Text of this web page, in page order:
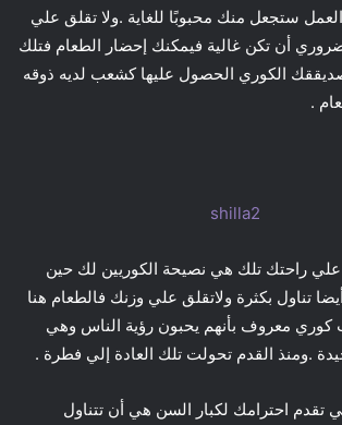
ستجعل منك محبوبًا للغاية .ولا تقلق علي
أن تكن غالية فيمكنك إحضار الطعام فتلك
الكوري الحصول عليها كشعب لديه ذوقه
.
راحتك تلك هي نصيحة الكوريين لك حين
تناول بكثرة ولاتقلق علي وزنك فالطعام هنا
معروف بأنهم يحبون رؤية الناس وهي
.ومنذ القدم تحولت تلك العادة إلي فطرة .
تقدم احترامك لكبار السن هي أن تتناول